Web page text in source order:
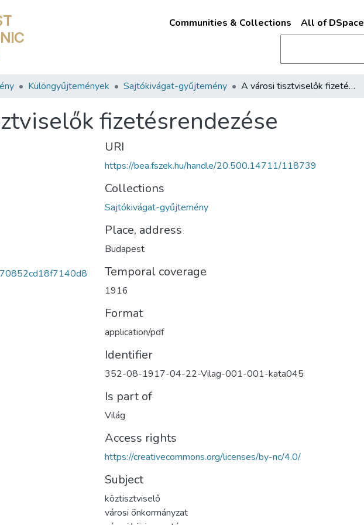
Communities & Collections All of DSpace
Különgyűjtemények Sajtókivágat-gyűjtemény A városi tisztviselők fizetésrendezése
fizetésrendezése
URI
https://bea.fszek.hu/handle/20.500.14711/118739
Collections
Sajtókivágat-gyűjtemény
Place, address
Budapest
Temporal coverage
1916
Format
application/pdf
Identifier
352-08-1917-04-22-Vilag-001-001-kata045
Is part of
Világ
Access rights
https://creativecommons.org/licenses/by-nc/4.0/
Subject
köztisztviselő
városi önkormányzat